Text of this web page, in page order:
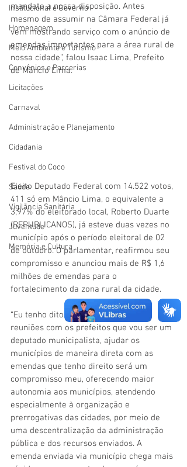
Institucional e Governo
Homenagem
Meio Ambiente e Turismo
Convênios e Parcerias
Licitações
Carnaval
Administração e Planejamento
Cidadania
Festival do Coco
Saúde
Vigilãncia Sanitária
Juventude
Memória e Cultura
mandato a nossa disposição. Antes
mesmo de assumir na Câmara Federal já
vem mostrando serviço com o anúncio de
emendas importantes para a área rural de
nossa cidade”, falou Isaac Lima, Prefeito
de Mâncio Lima.
Eleito Deputado Federal com 14.522 votos,
411 só em Mâncio Lima, o equivalente a
3,97% do eleitorado local, Roberto Duarte
(REPUBLICANOS), já esteve duas vezes no
município após o período eleitoral de 02
de outubro. O parlamentar, reafirmou seu
compromisso e anunciou mais de R$ 1,6
milhões de emendas para o
fortalecimento da zona rural da cidade.
“Eu tenho dito em todas as minhas
reuniões com os prefeitos que vou ser um
deputado municipalista, ajudar os
municípios de maneira direta com as
emendas que tenho direito será um
compromisso meu, oferecendo maior
autonomia aos municípios, atendendo
especialmente à organização e
prerrogativas das cidades, por meio de
uma descentralização da administração
pública e dos recursos enviados. A
emenda enviada via município chega mais